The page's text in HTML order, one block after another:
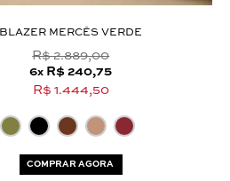
BLAZER MERCÊS VERDE
R$ 2.889,00
6x R$ 240,75
R$ 1.444,50
COMPRAR AGORA